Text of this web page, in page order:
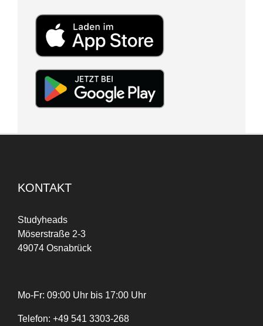
KONTAKT
Studyheads
Möserstraße 2-3
49074 Osnabrück
Mo-Fr: 09:00 Uhr bis 17:00 Uhr
Telefon: +49 541 3303-268